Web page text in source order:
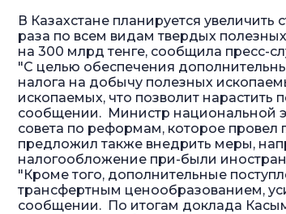
В Казахстане планируется
раза по всем видам твердых
на 300 млрд тенге, сообщила пресс-
"С целью обеспечения
налога на добычу полезных
ископаемых, что позволит нарастить
сообщении. Министр национальной
совета по реформам, которое провел
предложил также внедрить меры,
налогообложение при-были
"Кроме того, дополнительные
трансфертным ценообразованием,
сообщении. По итогам доклада